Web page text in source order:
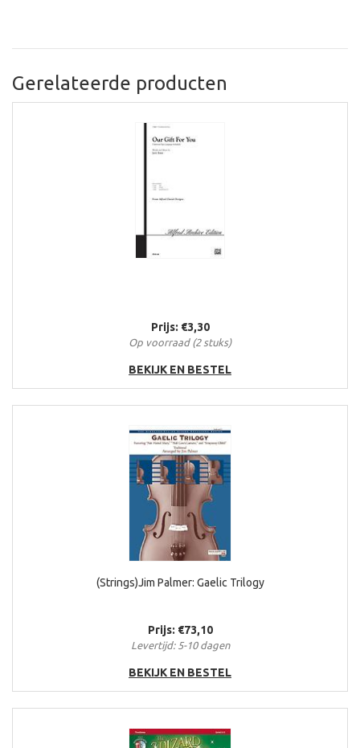
Gerelateerde producten
Prijs: €3,30
Op voorraad (2 stuks)
BEKIJK EN BESTEL
(Strings)Jim Palmer: Gaelic Trilogy
Prijs: €73,10
Levertijd: 5-10 dagen
BEKIJK EN BESTEL